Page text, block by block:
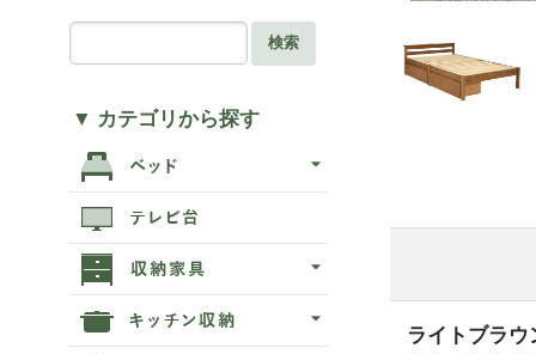
ライトブラウ
検索
▼ カテゴリから探す